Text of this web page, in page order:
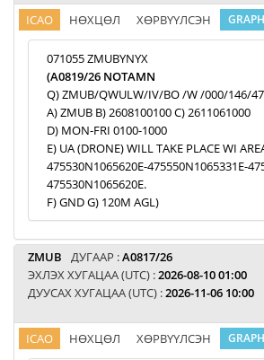
ICAO НӨХЦӨЛ ХӨРВҮҮЛСЭН
071055 ZMUBYNYX
(A0819/26 NOTAMN
Q) ZMUB/QWULW/IV/BO /W /000/146/
A) ZMUB B) 2608100100 C) 2611061000
D) MON-FRI 0100-1000
E) UA (DRONE) WILL TAKE PLACE WI
475530N1065620E-475550N1065331E-
475530N1065620E.
F) GND G) 120M AGL)
ZMUB ДУГААР :A0817/26
ЭХЛЭХ ХУГАЦАА (UTC) :2026-08-10 01:00
ДУУСАХ ХУГАЦАА (UTC) :2026-11-06 10:00
ICAO НӨХЦӨЛ ХӨРВҮҮЛСЭН